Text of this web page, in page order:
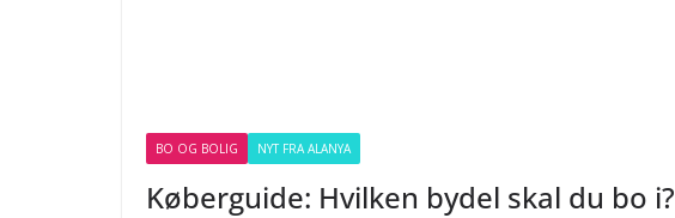
BO OG BOLIG NYT FRA ALANYA
Køberguide: Hvilken bydel skal du bo i?